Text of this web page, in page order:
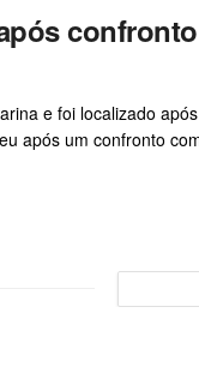
e foi localizado
após um confronto